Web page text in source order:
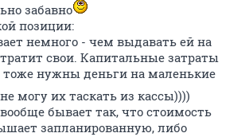
забавно
позиции:
немного - чем выдавать ей на
свои. Капитальные затраты
тоже нужны деньги на маленькие
могу их таскать из кассы))))
бывает так, что стоимость
запланированную, либо